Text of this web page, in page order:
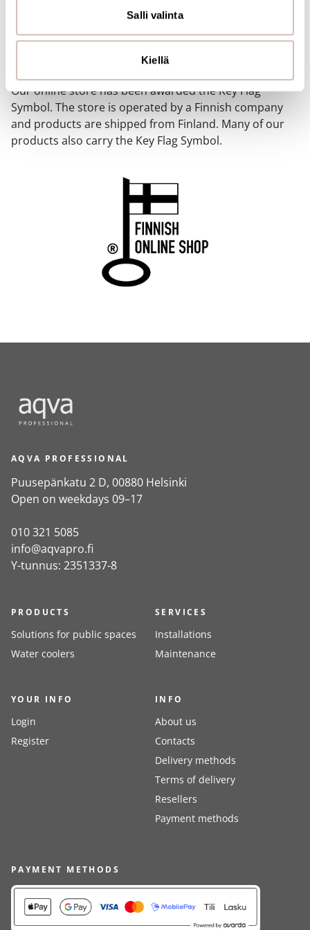
sivustoamme. Kumppanimme voivat yhdistää näitä
Salli valinta
Kiellä
FINNISH ONLINE SHOP
Our online store has been awarded the Key Flag
Symbol. The store is operated by a Finnish company
and products are shipped from Finland. Many of our
products also carry the Key Flag Symbol.
AQVA PROFESSIONAL
Puusepänkatu 2 D, 00880 Helsinki
Open on weekdays 09–17
010 321 5085
info@aqvapro.fi
Y-tunnus: 2351337-8
PRODUCTS
Solutions for public spaces
Water coolers
SERVICES
Installations
Maintenance
YOUR INFO
Login
Register
INFO
About us
Contacts
Delivery methods
Terms of delivery
Resellers
Payment methods
PAYMENT METHODS